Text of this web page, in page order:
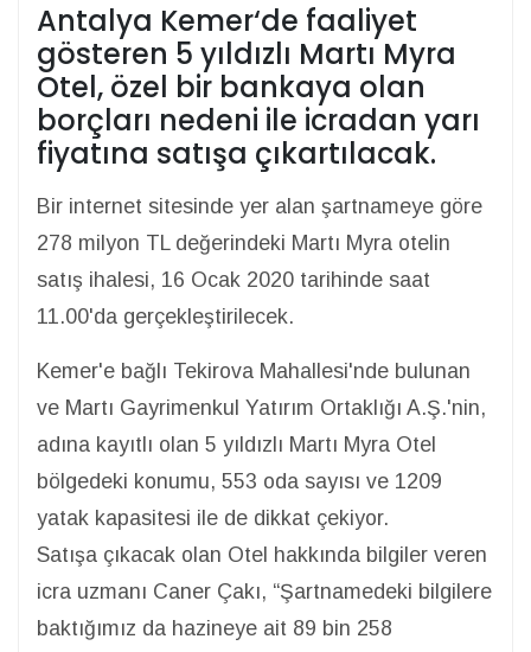
Antalya Kemer‘de faaliyet
gösteren 5 yıldızlı Martı Myra
Otel, özel bir bankaya olan
borçları nedeni ile icradan yarı
fiyatına satışa çıkartılacak.
Bir internet sitesinde yer alan şartnameye göre
278 milyon TL değerindeki Martı Myra otelin
satış ihalesi, 16 Ocak 2020 tarihinde saat
11.00'da gerçekleştirilecek.
Kemer'e bağlı Tekirova Mahallesi'nde bulunan
ve Martı Gayrimenkul Yatırım Ortaklığı A.Ş.'nin,
adına kayıtlı olan 5 yıldızlı Martı Myra Otel
bölgedeki konumu, 553 oda sayısı ve 1209
yatak kapasitesi ile de dikkat çekiyor.
Satışa çıkacak olan Otel hakkında bilgiler veren
icra uzmanı Caner Çakı, “Şartnamedeki bilgilere
baktığımız da hazineye ait 89 bin 258